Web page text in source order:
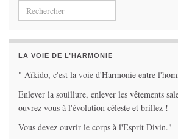
Search for:
LA VOIE DE L’HARMONIE
" Aïkido, c'est la voie d'Harmonie entre
Enlever la souillure, enlever les vêtements
ouvrez vous à l'évolution céleste et brillez !
Vous devez ouvrir le corps à l'Esprit Divin."